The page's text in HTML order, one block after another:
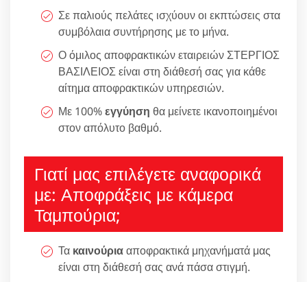
Σε παλιούς πελάτες ισχύουν οι εκπτώσεις στα
συμβόλαια συντήρησης με το μήνα.
Ο όμιλος αποφρακτικών εταιρειών ΣΤΕΡΓΙΟΣ
ΒΑΣΙΛΕΙΟΣ είναι στη διάθεσή σας για κάθε
αίτημα αποφρακτικών υπηρεσιών.
Με 100%εγγύηση θα μείνετε ικανοποιημένοι
στον απόλυτο βαθμό.
Γιατί μας επιλέγετε αναφορικά
με: Αποφράξεις με κάμερα
Ταμπούρια;
Τα καινούριααποφρακτικά μηχανήματά μας
είναι στη διάθεσή σας ανά πάσα στιγμή.